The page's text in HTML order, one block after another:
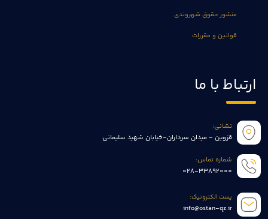
منشور حقوق شهروندی
قوانین و مقررات
ارتباط با ما
نشانی:
قزوین - میدان سرداران-خیابان شهید سلیمانی
شماره تماس:
028-33892000
پست الکترونیک:
info@ostan-qz.ir